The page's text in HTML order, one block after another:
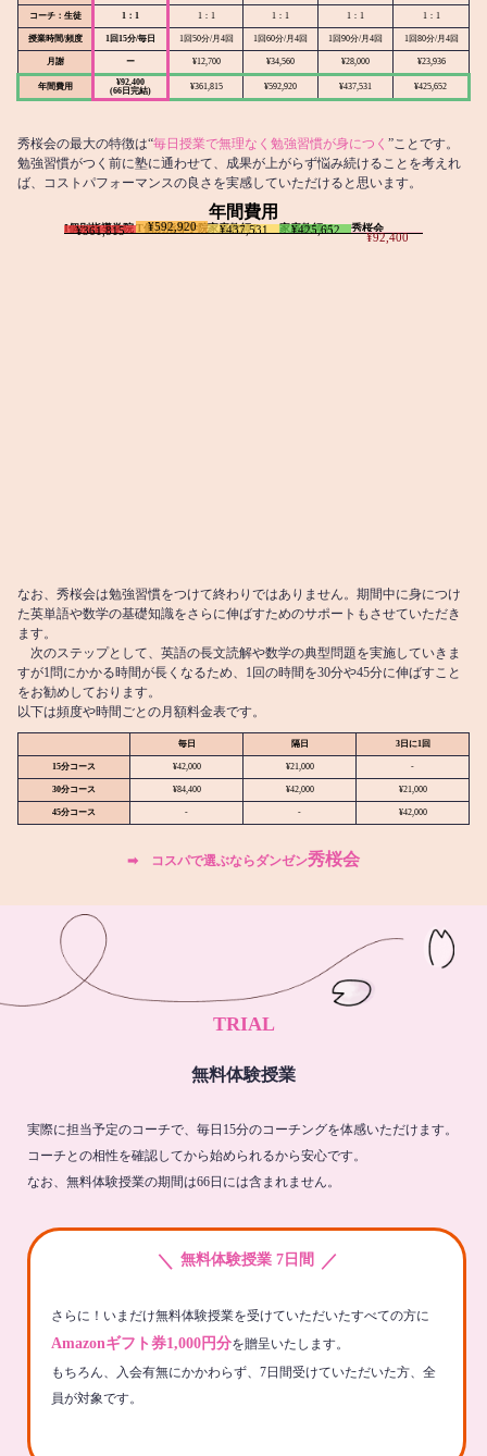
コーチ：生徒 1：1 1：1 1：1 1：1 1：1
授業時間/頻度 1回15分/毎日 1回50分/月4回 1回60分/月4回 1回90分/月4回 1回80分/月4回
月謝 ー ¥12,700 ¥34,560 ¥28,000 ¥23,936
年間費用
¥92,400
(66日完結)
¥361,815 ¥592,920 ¥437,531 ¥425,652
秀桜会の最大の特徴は“毎日授業で無理なく勉強習慣が身につく ”ことです。
勉強習慣がつく前に塾に通わせて、成果が上がらず悩み続けることを考えれ
ば、コストパフォーマンスの良さを実感していただけると思います。
年間費用
I個別指導学院
¥361,815 T個別指導学院
¥592,920 家庭教師T
¥437,531 家庭教師M
¥425,652 秀桜会
¥92,400
なお、秀桜会は勉強習慣をつけて終わりではありません。期間中に身につけ
た英単語や数学の基礎知識をさらに伸ばすためのサポートもさせていただき
ます。
次のステップとして、英語の長文読解や数学の典型問題を実施していきま
すが1問にかかる時間が長くなるため、1回の時間を30分や45分に伸ばすこと
をお勧めしております。
以下は頻度や時間ごとの月額料金表です。
毎日 隔日 3日に1回
15分コース ¥42,000 ¥21,000 -
30分コース ¥84,400 ¥42,000 ¥21,000
45分コース - - ¥42,000
➡︎ コスパで選ぶならダンゼン秀桜会
TRIAL
無料体験授業
実際に担当予定のコーチで、毎日15分のコーチングを体感いただけます。
コーチとの相性を確認してから始められるから安心です。
なお、無料体験授業の期間は66日には含まれません。
＼ 無料体験授業 7日間 ／
さらに！いまだけ無料体験授業を受けていただいたすべての方に
Amazonギフト券1,000円分を贈呈いたします。
もちろん、入会有無にかかわらず、7日間受けていただいた方、全
員が対象です。